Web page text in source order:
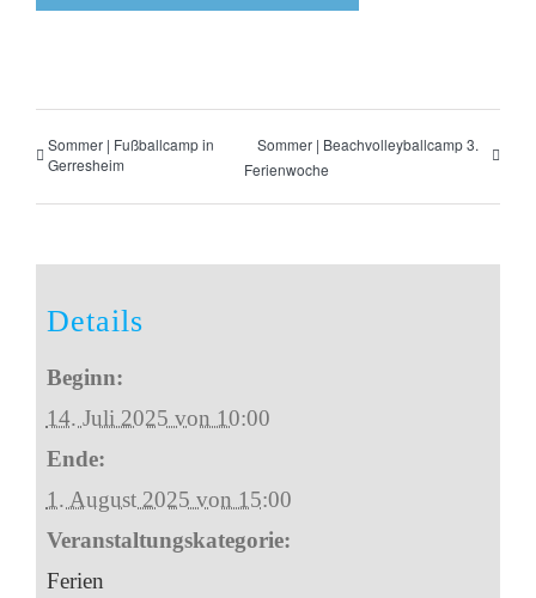
Sommer | Fußballcamp in
Gerresheim
Sommer | Beachvolleyballcamp 3.
Ferienwoche
Details
Beginn:
14. Juli 2025 von 10:00
Ende:
1. August 2025 von 15:00
Veranstaltungskategorie:
Ferien